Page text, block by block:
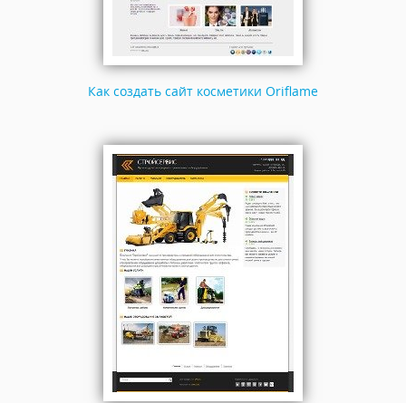
Как создать сайт косметики Oriflame